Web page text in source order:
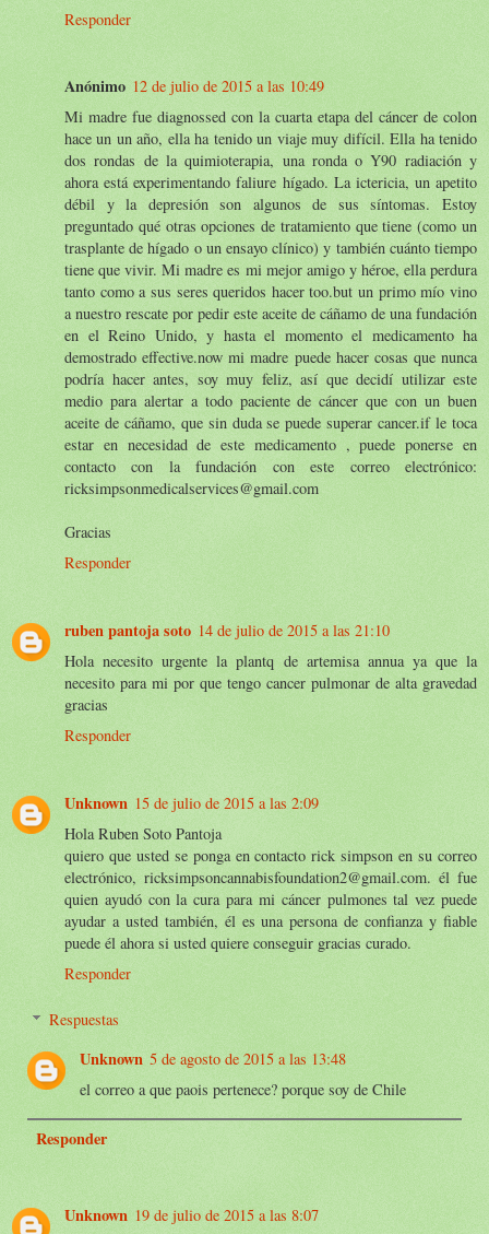
Responder
Anónimo 12 de julio de 2015 a las 10:49
Mi madre fue diagnossed con la cuarta etapa del cáncer de colon
hace un un año, ella ha tenido un viaje muy difícil. Ella ha tenido
dos rondas de la quimioterapia, una ronda o Y90 radiación y
ahora está experimentando faliure hígado. La ictericia, un apetito
débil y la depresión son algunos de sus síntomas. Estoy
preguntado qué otras opciones de tratamiento que tiene (como un
trasplante de hígado o un ensayo clínico) y también cuánto tiempo
tiene que vivir. Mi madre es mi mejor amigo y héroe, ella perdura
tanto como a sus seres queridos hacer too.but un primo mío vino
a nuestro rescate por pedir este aceite de cáñamo de una fundación
en el Reino Unido, y hasta el momento el medicamento ha
demostrado effective.now mi madre puede hacer cosas que nunca
podría hacer antes, soy muy feliz, así que decidí utilizar este
medio para alertar a todo paciente de cáncer que con un buen
aceite de cáñamo, que sin duda se puede superar cancer.if le toca
estar en necesidad de este medicamento , puede ponerse en
contacto con la fundación con este correo electrónico:
ricksimpsonmedicalservices@gmail.com
Gracias
Responder
ruben pantoja soto 14 de julio de 2015 a las 21:10
Hola necesito urgente la plantq de artemisa annua ya que la
necesito para mi por que tengo cancer pulmonar de alta gravedad
gracias
Responder
Unknown 15 de julio de 2015 a las 2:09
Hola Ruben Soto Pantoja
quiero que usted se ponga en contacto rick simpson en su correo
electrónico, ricksimpsoncannabisfoundation2@gmail.com. él fue
quien ayudó con la cura para mi cáncer pulmones tal vez puede
ayudar a usted también, él es una persona de confianza y fiable
puede él ahora si usted quiere conseguir gracias curado.
Responder
Respuestas
Unknown 5 de agosto de 2015 a las 13:48
el correo a que paois pertenece? porque soy de Chile
Responder
Unknown 19 de julio de 2015 a las 8:07